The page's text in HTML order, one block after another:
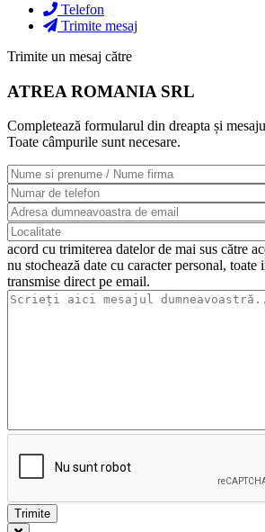
Telefon
Trimite mesaj
Trimite un mesaj către
ATREA ROMANIA SRL
Completează formularul din dreapta și
Toate câmpurile sunt necesare.
acord cu trimiterea datelor de mai sus către
nu stochează date cu caracter personal,
transmise direct pe email.